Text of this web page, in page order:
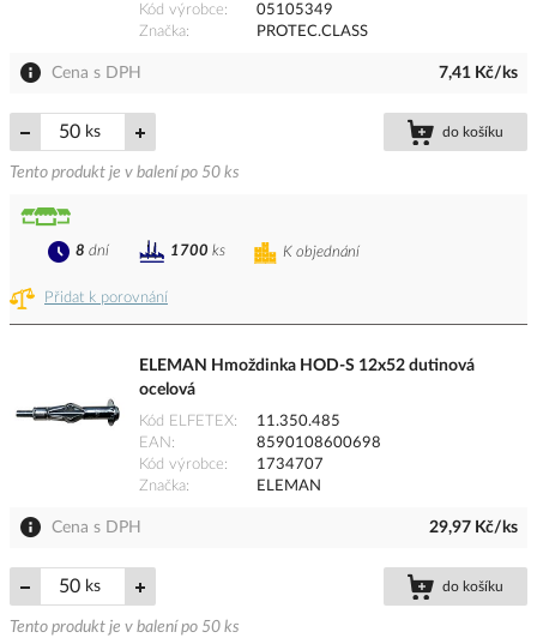
Kód výrobce
05105349
Značka
PROTEC.CLASS
Cena s DPH 7,41 Kč/ks
ks do košíku
Tento produkt je v balení po 50 ks
Přidat k porovnání
K objednání
8 dní 1700 ks
ELEMAN Hmoždinka HOD-S 12x52 dutinová
ocelová
Kód ELFETEX
11.350.485
EAN
8590108600698
Kód výrobce
1734707
Značka
ELEMAN
Cena s DPH 29,97 Kč/ks
ks do košíku
Tento produkt je v balení po 50 ks